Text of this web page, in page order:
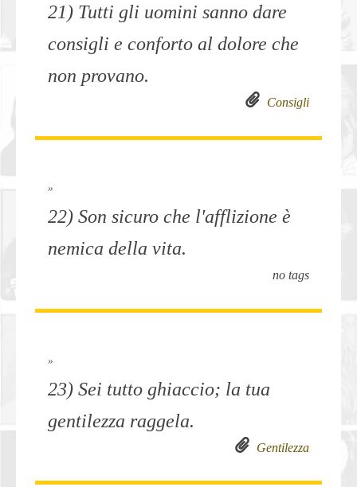
21) Tutti gli uomini sanno dare
consigli e conforto al dolore che
non provano.
Consigli
»
22) Son sicuro che l'afflizione è
nemica della vita.
no tags
»
23) Sei tutto ghiaccio; la tua
gentilezza raggela.
Gentilezza